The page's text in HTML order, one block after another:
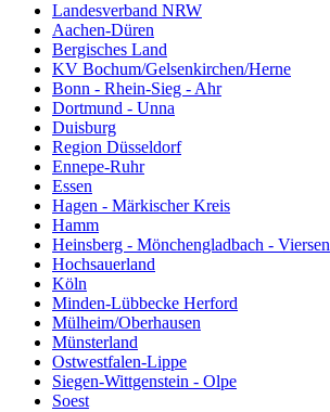
Landesverband NRW
Aachen-Düren
Bergisches Land
KV Bochum/Gelsenkirchen/Herne
Bonn - Rhein-Sieg - Ahr
Dortmund - Unna
Duisburg
Region Düsseldorf
Ennepe-Ruhr
Essen
Hagen - Märkischer Kreis
Hamm
Heinsberg - Mönchengladbach - Viersen
Hochsauerland
Köln
Minden-Lübbecke Herford
Mülheim/Oberhausen
Münsterland
Ostwestfalen-Lippe
Siegen-Wittgenstein - Olpe
Soest